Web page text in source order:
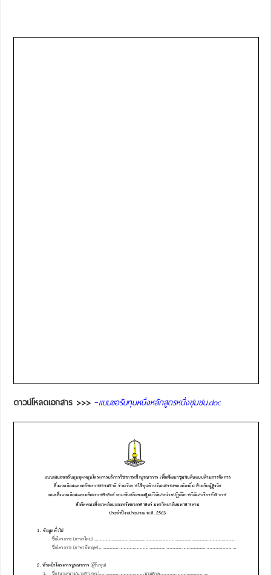
ดาวน์โหลดเอกสาร >>> –แบบขอรับทุนหนึ่งหลักสูตรหนึ่งชุมชน.doc